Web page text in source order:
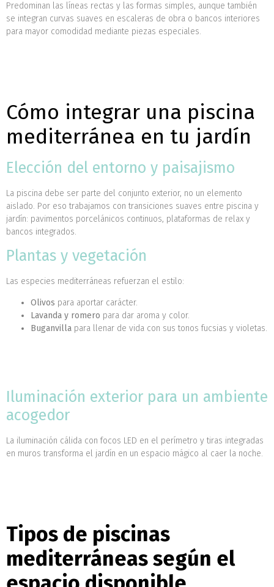
Predominan las líneas rectas y las formas simples, aunque también
se integran curvas suaves en escaleras de obra o bancos interiores
para mayor comodidad mediante piezas especiales.
Cómo integrar una piscina
mediterránea en tu jardín
Elección del entorno y paisajismo
La piscina debe ser parte del conjunto exterior, no un elemento
aislado. Por eso trabajamos con transiciones suaves entre piscina y
jardín: pavimentos porcelánicos continuos, plataformas de relax y
bancos integrados.
Plantas y vegetación
Las especies mediterráneas refuerzan el estilo:
Olivos para aportar carácter.
Lavanda y romero para dar aroma y color.
Buganvilla para llenar de vida con sus tonos fucsias y violetas.
Iluminación exterior para un ambiente
acogedor
La iluminación cálida con focos LED en el perímetro y tiras integradas
en muros transforma el jardín en un espacio mágico al caer la noche.
Tipos de piscinas
mediterráneas según el